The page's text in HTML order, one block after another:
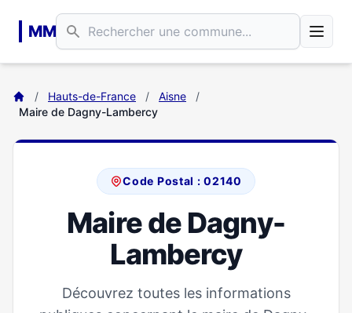
MM
/ Hauts-de-France / Aisne
/
Maire de Dagny-Lambercy
Code Postal : 02140
Maire de Dagny-
Lambercy
Découvrez toutes les informations